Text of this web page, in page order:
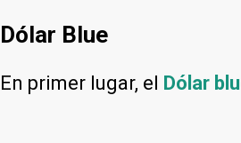
Dólar Blue
En primer lugar, el Dólar